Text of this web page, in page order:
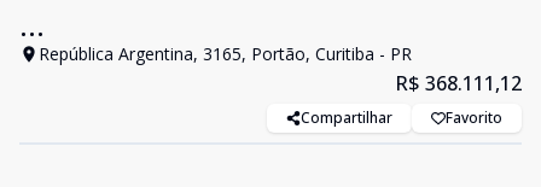
...
República Argentina, 3165, Portão, Curitiba - PR
R$ 368.111,12
Compartilhar Favorito